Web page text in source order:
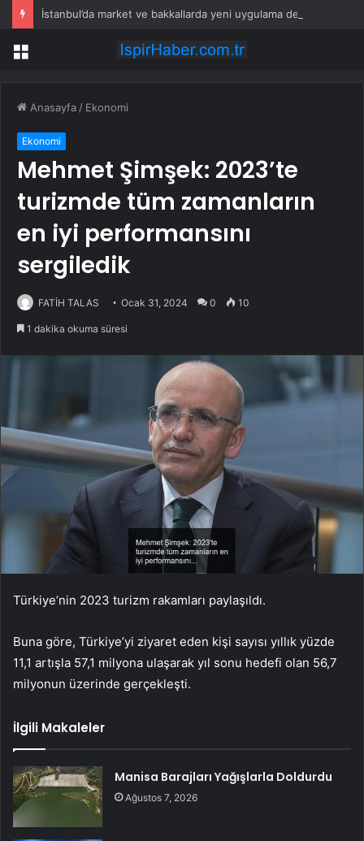
Menü
Anasayfa / Ekonomi
Ekonomi
Mehmet Şimşek: 2023’te
turizmde tüm zamanların
en iyi performansını
sergiledik
FATİH TALAS Ocak 31, 2024 0 10
1 dakika okuma süresi
Türkiye’nin 2023 turizm rakamları paylaşıldı.
Buna göre, Türkiye’yi ziyaret eden kişi sayısı yıllık yüzde
11,1 artışla 57,1 milyona ulaşarak yıl sonu hedefi olan 56,7
milyonun üzerinde gerçekleşti.
İlgili Makaleler
Manisa Barajları Yağışlarla Doldurdu
Ağustos 7, 2026